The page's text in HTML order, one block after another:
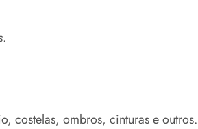
.
costelas, ombros, cinturas e